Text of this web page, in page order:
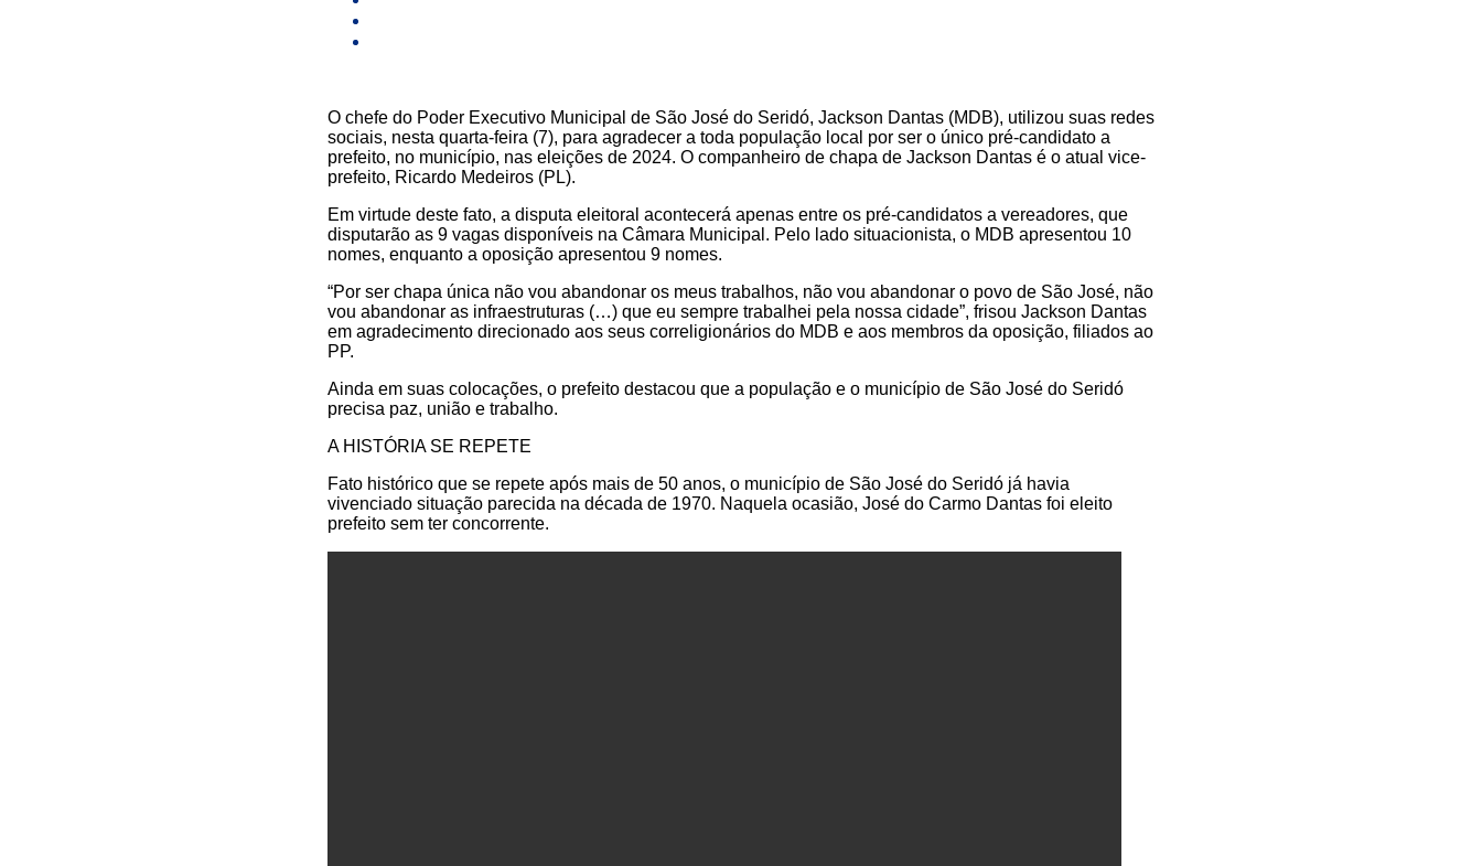
O chefe do Poder Executivo Municipal de São José do Seridó, Jackson Dantas (MDB), utilizou suas redes
sociais, nesta quarta-feira (7), para agradecer a toda população local por ser o único pré-candidato a
prefeito, no município, nas eleições de 2024. O companheiro de chapa de Jackson Dantas é o atual vice-
prefeito, Ricardo Medeiros (PL).
Em virtude deste fato, a disputa eleitoral acontecerá apenas entre os pré-candidatos a vereadores, que
disputarão as 9 vagas disponíveis na Câmara Municipal. Pelo lado situacionista, o MDB apresentou 10
nomes, enquanto a oposição apresentou 9 nomes.
“Por ser chapa única não vou abandonar os meus trabalhos, não vou abandonar o povo de São José, não
vou abandonar as infraestruturas (…) que eu sempre trabalhei pela nossa cidade”, frisou Jackson Dantas
em agradecimento direcionado aos seus correligionários do MDB e aos membros da oposição, filiados ao
PP.
Ainda em suas colocações, o prefeito destacou que a população e o município de São José do Seridó
precisa paz, união e trabalho.
A HISTÓRIA SE REPETE
Fato histórico que se repete após mais de 50 anos, o município de São José do Seridó já havia
vivenciado situação parecida na década de 1970. Naquela ocasião, José do Carmo Dantas foi eleito
prefeito sem ter concorrente.